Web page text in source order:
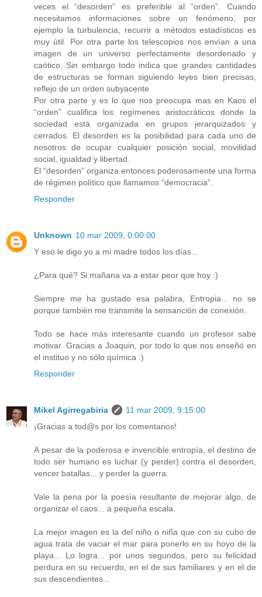
veces el “desorden” es preferible al “orden”. Cuando
necesitamos informaciones sobre un fenómeno, por
ejemplo la turbulencia, recurrir a métodos estadísticos es
muy útil. Por otra parte los telescopios nos envían a una
imagen de un universo perfectamente desordenado y
caótico. Sin embargo todo indica que grandes cantidades
de estructuras se forman siguiendo leyes bien precisas,
reflejo de un orden subyacente
Por otra parte y es lo que nos preocupa mas en Kaos el
“orden” cualifica los regímenes aristocráticos donde la
sociedad está organizada en grupos jerarquizados y
cerrados. El desorden es la posibilidad para cada uno de
nosotros de ocupar cualquier posición social, movilidad
social, igualdad y libertad.
El “desorden” organiza entonces poderosamente una forma
de régimen político que llamamos “democracia”.
Responder
Unknown 10 mar 2009, 0:00:00
Y eso le digo yo a mi madre todos los días...
¿Para qué? Si mañana va a estar peor que hoy :)
Siempre me ha gustado esa palabra, Entropia... no se
porque también me transmite la sensanción de conexión.
Todo se hace más interesante cuando un profesor sabe
motivar. Gracias a Joaquin, por todo lo que nos enseñó en
el instituo y no sólo química :)
Responder
Mikel Agirregabiria
11 mar 2009, 9:15:00
¡Gracias a tod@s por los comentarios!
A pesar de la poderosa e invencible entropía, el destino de
todo ser humano es luchar (y perder) contra el desorden,
vencer batallas... y perder la guerra.
Vale la pena por la poesía resultante de mejorar algo, de
organizar el caos... a pequeña escala.
La mejor imagen es la del niño o niña que con su cubo de
agua trata de vaciar el mar para ponerlo en su hoyo de la
playa... Lo logra... por unos segundos, pero su felicidad
perdura en su recuerdo, en el de sus familiares y en el de
sus descendientes...